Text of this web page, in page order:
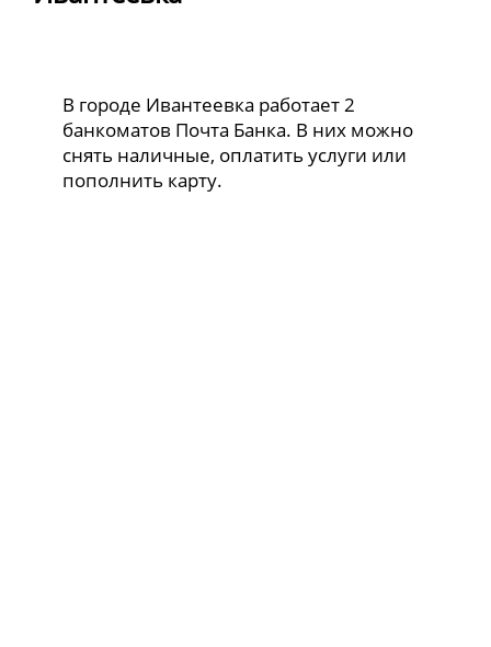
В городе Ивантеевка работает 2
банкоматов Почта Банка. В них можно
снять наличные, оплатить услуги или
пополнить карту.